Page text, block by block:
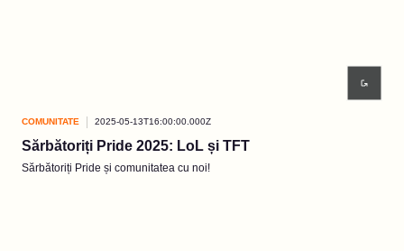
COMUNITATE 2025-05-13T16:00:00.000Z
Sărbătoriți Pride 2025: LoL și TFT
Sărbătoriți Pride și comunitatea cu noi!